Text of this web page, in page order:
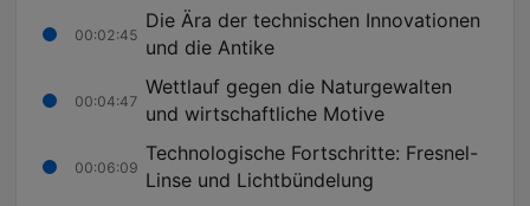
00:02:45
Die Ära der technischen Innovationen
und die Antike
00:04:47
Wettlauf gegen die Naturgewalten
und wirtschaftliche Motive
00:06:09
Technologische Fortschritte: Fresnel-
Linse und Lichtbündelung